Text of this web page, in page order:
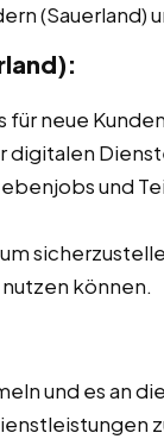
(Sauerland)
neue
digitalen
und
können.
und es an